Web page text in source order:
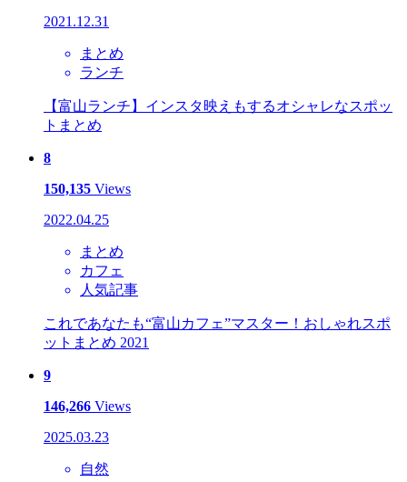
2021.12.31
まとめ
ランチ
【富山ランチ】インスタ映えもするオシャレなスポッ
トまとめ
8
150,135 Views
2022.04.25
まとめ
カフェ
人気記事
これであなたも“富山カフェ”マスター！おしゃれスポ
ットまとめ 2021
9
146,266 Views
2025.03.23
自然